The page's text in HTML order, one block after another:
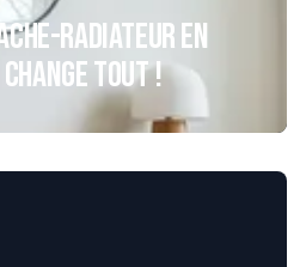
radiateur en
change tout !